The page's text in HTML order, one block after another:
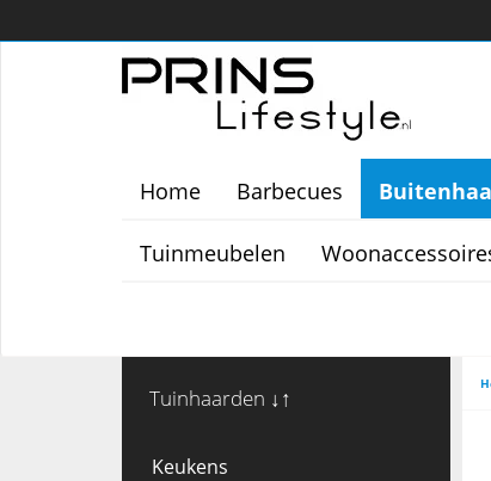
Home Barbecues
Tuinmeubelen
Tuinhaarden ↓↑
Keukens